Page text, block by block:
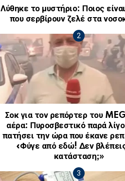
Λύθηκε το μυστήριο: Ποιος
που σερβίρουν ζελέ στα
Σοκ για τον ρεπόρτερ του
αέρα: Πυροσβεστικό παρά
πατήσει την ώρα που έκανε
«Φύγε από εδώ! Δεν
κατάσταση;»